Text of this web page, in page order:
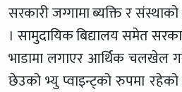
सरकारी जग्गामा ब्यक्ति र
। सामुदायिक बिद्यालय समेत
भाडामा लगाएर आर्थिक चलखेल
छेउको भ्यु प्वाइन्ट्को रुपमा रहेको